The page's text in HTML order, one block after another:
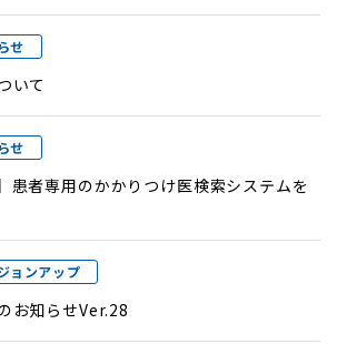
せ
いて
せ
患者専用のかかりつけ医検索システムを
ョンアップ
お知らせVer.28